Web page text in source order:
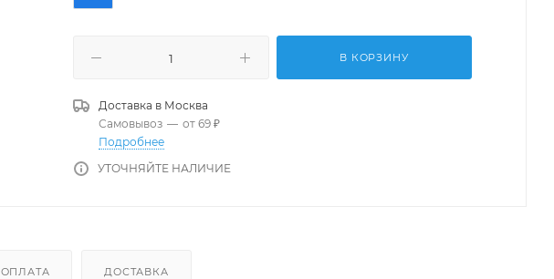
В КОРЗИНУ
Доставка в Москва
Самовывоз — от 69 ₽
Подробнее
УТОЧНЯЙТЕ НАЛИЧИЕ
ОПЛАТА ДОСТАВКА